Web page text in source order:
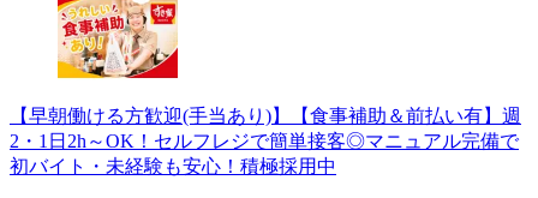
【早朝働ける方歓迎(手当あり)】【食事補助＆前払い有】週
2・1日2h～OK！セルフレジで簡単接客◎マニュアル完備で
初バイト・未経験も安心！積極採用中